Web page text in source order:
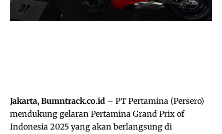
Jakarta, Bumntrack.co.id – PT Pertamina (Persero)
mendukung gelaran Pertamina Grand Prix of
Indonesia 2025 yang akan berlangsung di